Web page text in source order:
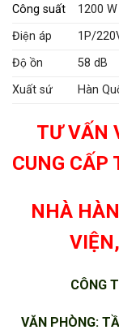
Công suất
1200 W
Điện áp
1P/
Độ ồn
58 dB
Xuất sứ
Hàn
TƯ VẤN
CUNG CẤP
NHÀ
CÔNG
VĂN PHÒNG: